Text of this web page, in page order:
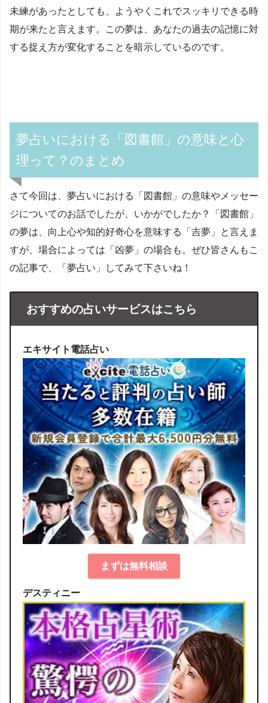
未練があったとしても、ようやくこれでスッキリできる時
期が来たと言えます。この夢は、あなたの過去の記憶に対
する捉え方が変化することを暗示しているのです。
夢占いにおける「図書館」の意味と心
理って？のまとめ
さて今回は、夢占いにおける「図書館」の意味やメッセー
ジについてのお話でしたが、いかがでしたか？「図書館」
の夢は、向上心や知的好奇心を意味する「吉夢」と言えま
すが、場合によっては「凶夢」の場合も。ぜひ皆さんもこ
の記事で、「夢占い」してみて下さいね！
おすすめの占いサービスはこちら
エキサイト電話占い
まずは無料相談
デスティニー